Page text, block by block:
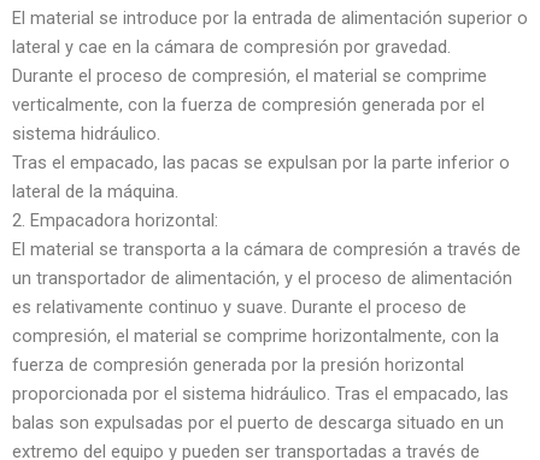
El material se introduce por la entrada de alimentación superior o
lateral y cae en la cámara de compresión por gravedad.
Durante el proceso de compresión, el material se comprime
verticalmente, con la fuerza de compresión generada por el
sistema hidráulico.
Tras el empacado, las pacas se expulsan por la parte inferior o
lateral de la máquina.
2. Empacadora horizontal:
El material se transporta a la cámara de compresión a través de
un transportador de alimentación, y el proceso de alimentación
es relativamente continuo y suave. Durante el proceso de
compresión, el material se comprime horizontalmente, con la
fuerza de compresión generada por la presión horizontal
proporcionada por el sistema hidráulico. Tras el empacado, las
balas son expulsadas por el puerto de descarga situado en un
extremo del equipo y pueden ser transportadas a través de